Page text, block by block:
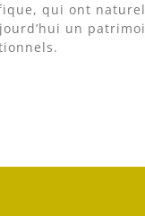
qui ont
un